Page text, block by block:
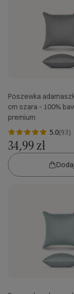
Poszewka
cm szara - 100%
premium
5.0(93)
34,99 zł
Dodaj